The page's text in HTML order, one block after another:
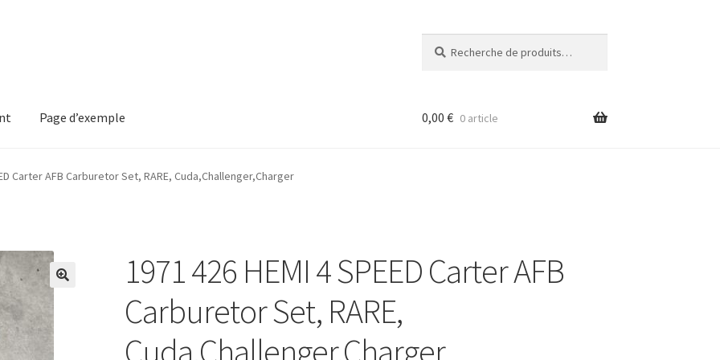
pour :
Page d’exemple 0,00 € 0 article
Carter AFB Carburetor Set, RARE, Cuda,Challenger,Charger
1971 426 HEMI 4 SPEED Carter AFB
Carburetor Set, RARE,
Cuda,Challenger,Charger